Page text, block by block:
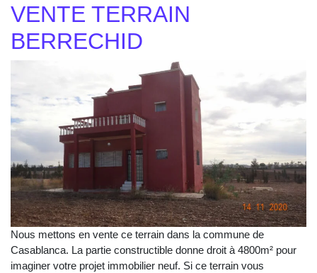
VENTE TERRAIN
BERRECHID
Nous mettons en vente ce terrain dans la commune de
Casablanca. La partie constructible donne droit à 4800m² pour
imaginer votre projet immobilier neuf. Si ce terrain vous